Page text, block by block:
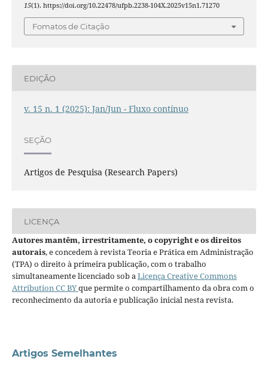
15(1). https://doi.org/10.22478/ufpb.2238-104X.2025v15n1.71270
Fomatos de Citação
EDIÇÃO
v. 15 n. 1 (2025): Jan/Jun - Fluxo contínuo
SEÇÃO
Artigos de Pesquisa (Research Papers)
LICENÇA
Autores mantêm, irrestritamente, o copyright e os direitos
autorais, e concedem à revista Teoria e Prática em Administração
(TPA) o direito à primeira publicação, com o trabalho
simultaneamente licenciado sob aLicença Creative Commons
Attribution CC BYque permite o compartilhamento da obra com o
reconhecimento da autoria e publicação inicial nesta revista.
Artigos Semelhantes